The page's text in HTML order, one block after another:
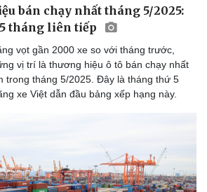
bán chạy nhất tháng 5/2025:
tháng liên tiếp
vọt gần 2000 xe so với tháng trước,
vị trí là thương hiệu ô tô bán chạy nhất
trong tháng 5/2025. Đây là tháng thứ 5
xe Việt dẫn đầu bảng xếp hạng này.